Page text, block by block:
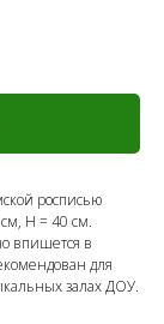
росписью
Н = 40 см.
впишется в
для
залах ДОУ.